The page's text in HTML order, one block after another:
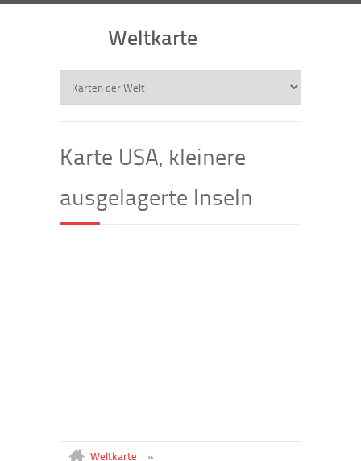
Weltkarte
Karte USA, kleinere
ausgelagerte Inseln
Weltkarte »